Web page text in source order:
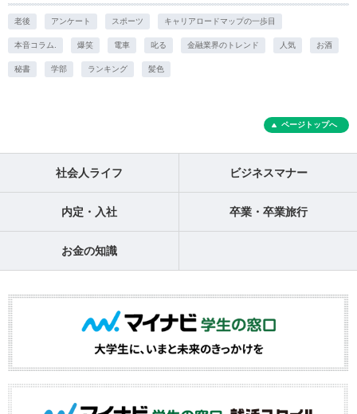
老後 アンケート スポーツ キャリアロードマップの一歩目
本音コラム. 爆笑 電車 叱る 金融業界のトレンド 人気 お酒
秘書 学部 ランキング 髪色
ページトップへ
社会人ライフ ビジネスマナー
内定・入社 卒業・卒業旅行
お金の知識